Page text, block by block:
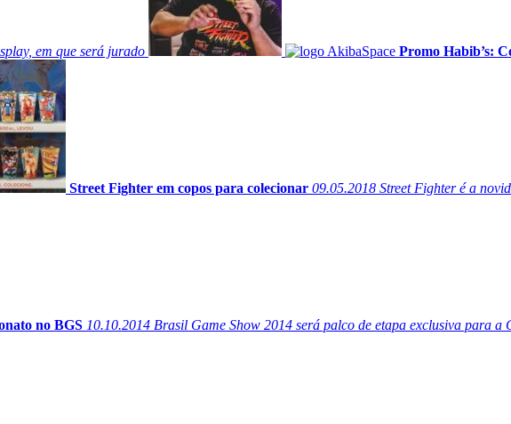
em que será jurado Promo Habib’s:
Street Fighter em copos para colecionar 09.05.2018 Street Fighter é a
no BGS 10.10.2014 Brasil Game Show 2014 será palco de etapa exclusiva para a